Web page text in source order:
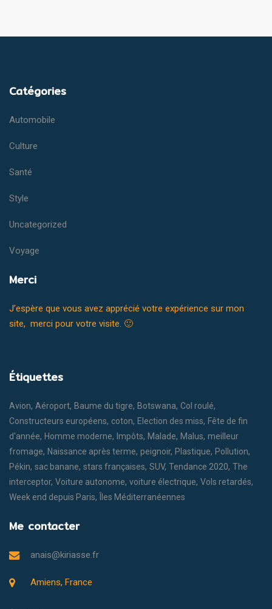
Catégories
Automobile
Culture
Santé
Style
Uncategorized
Voyage
Merci
J’espère que vous avez apprécié votre expérience sur mon
site, merci pour votre visite. 🙂
Étiquettes
Avion Aéroport Baume du tigre Botswana Col roulé
Constructeurs européens coton Election des miss Fête de fin
d'année Homme moderne Impôts Malade Malus meilleur
fromage Naissance après terme peignoir Plastique Pollution
Pékin sac banane stars françaises SUV Tendance 2020 The
interceptor Voiture autonome voiture électrique Vols retardés
Week end depuis Paris Îles Méditerranéennes
Me contacter
anais@kiriasse.fr
Amiens, France